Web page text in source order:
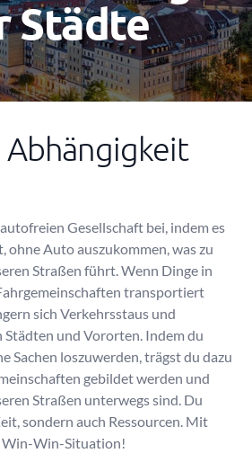
Städte
Abhängigkeit
Gesellschaft bei, indem es
ohne Auto auszukommen, was zu
Straßen führt. Wenn Dinge in
transportiert
sich Verkehrsstaus und
Städten und Vororten. Indem du
Sachen loszuwerden, trägst du dazu
gebildet werden und
Straßen unterwegs sind. Du
sondern auch Ressourcen. Mit
Win-Win-Situation!